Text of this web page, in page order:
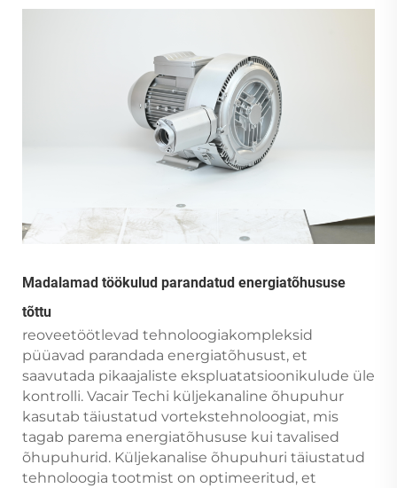
Madalamad töökulud parandatud energiatõhususe
tõttu
reoveetöötlevad tehnoloogiakompleksid
püüavad parandada energiatõhusust, et
saavutada pikaajaliste ekspluatatsioonikulude üle
kontrolli. Vacair Techi küljekanaline õhupuhur
kasutab täiustatud vortekstehnoloogiat, mis
tagab parema energiatõhususe kui tavalised
õhupuhurid. Küljekanalise õhupuhuri täiustatud
tehnoloogia tootmist on optimeeritud, et